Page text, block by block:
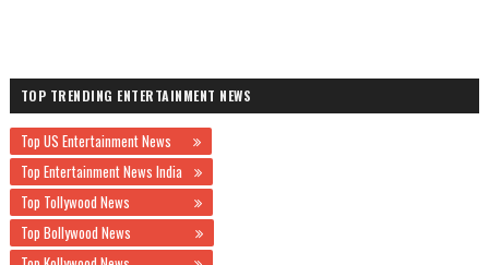
TOP TRENDING ENTERTAINMENT NEWS
Top US Entertainment News
Top Entertainment News India
Top Tollywood News
Top Bollywood News